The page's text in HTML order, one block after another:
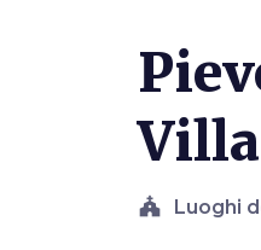
church Luoghi